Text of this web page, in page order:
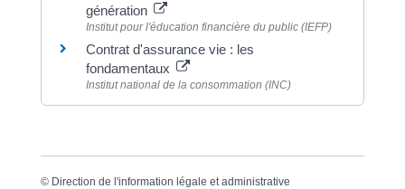
génération
Institut pour l'éducation financière du public (IEFP)
Contrat d'assurance vie : les
fondamentaux
Institut national de la consommation (INC)
© Direction de l'information légale et administrative